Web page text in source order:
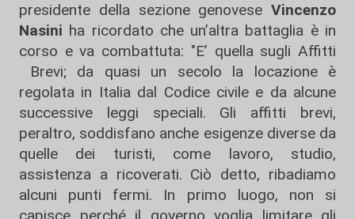
presidente della sezione genovese Vincenzo
Nasini ha ricordato che un’altra battaglia è in
corso e va combattuta: "E’ quella sugli Affitti
Brevi; da quasi un secolo la locazione è
regolata in Italia dal Codice civile e da alcune
successive leggi speciali. Gli affitti brevi,
peraltro, soddisfano anche esigenze diverse da
quelle dei turisti, come lavoro, studio,
assistenza a ricoverati. Ciò detto, ribadiamo
alcuni punti fermi. In primo luogo, non si